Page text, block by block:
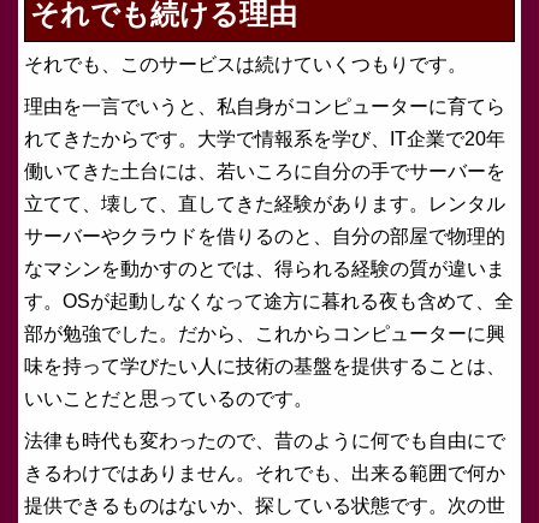
それでも続ける理由
それでも、このサービスは続けていくつもりです。
理由を一言でいうと、私自身がコンピューターに育てら
れてきたからです。大学で情報系を学び、IT企業で20年
働いてきた土台には、若いころに自分の手でサーバーを
立てて、壊して、直してきた経験があります。レンタル
サーバーやクラウドを借りるのと、自分の部屋で物理的
なマシンを動かすのとでは、得られる経験の質が違いま
す。OSが起動しなくなって途方に暮れる夜も含めて、全
部が勉強でした。だから、これからコンピューターに興
味を持って学びたい人に技術の基盤を提供することは、
いいことだと思っているのです。
法律も時代も変わったので、昔のように何でも自由にで
きるわけではありません。それでも、出来る範囲で何か
提供できるものはないか、探している状態です。次の世